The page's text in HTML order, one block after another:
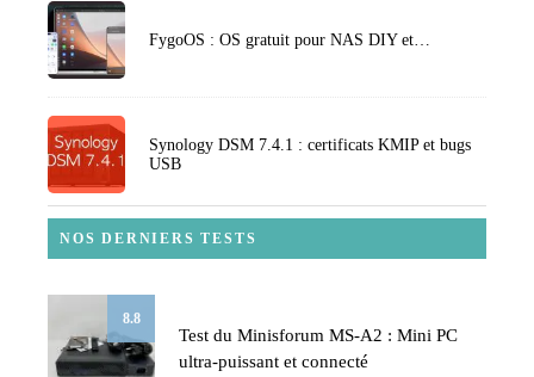
FygoOS : OS gratuit pour NAS DIY et…
Synology DSM 7.4.1 : certificats KMIP et bugs
USB
NOS DERNIERS TESTS
8.8
Test du Minisforum MS-A2 : Mini PC
ultra-puissant et connecté